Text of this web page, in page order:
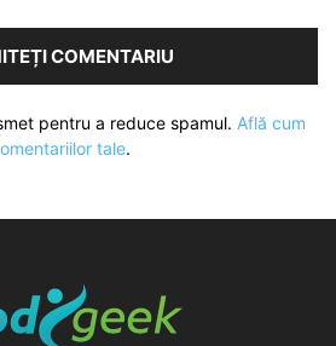
pentru a reduce spamul. Află cum
tale.